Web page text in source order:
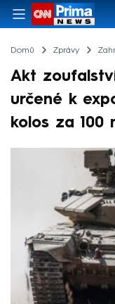
Domů Zprávy
Akt
určené k
kolos za 100